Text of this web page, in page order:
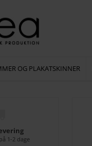
OG PLAKATSKINNER
1-2 dage